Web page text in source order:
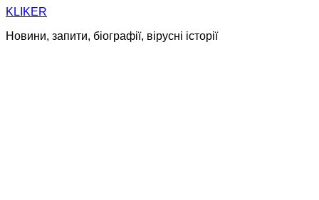
Skip
content
KLIKER
Новини, запити, біографії, вірусні історії